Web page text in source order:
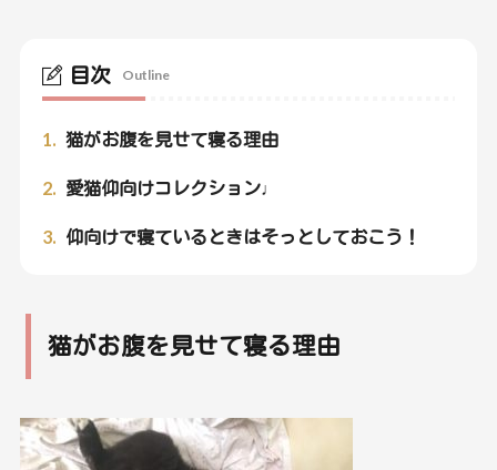
目次 Outline
1. 猫がお腹を見せて寝る理由
2. 愛猫仰向けコレクション♩
3. 仰向けで寝ているときはそっとしておこう！
猫がお腹を見せて寝る理由